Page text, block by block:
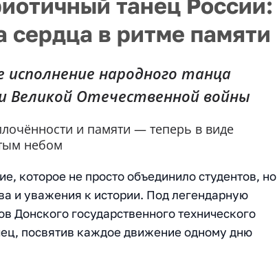
в ритме памяти
исполнение народного танца
Отечественной войны
и памяти — теперь в виде
небом
которое не просто объединило студентов, но
и уважения к истории. Под легендарную
Донского государственного технического
посвятив каждое движение одному дню